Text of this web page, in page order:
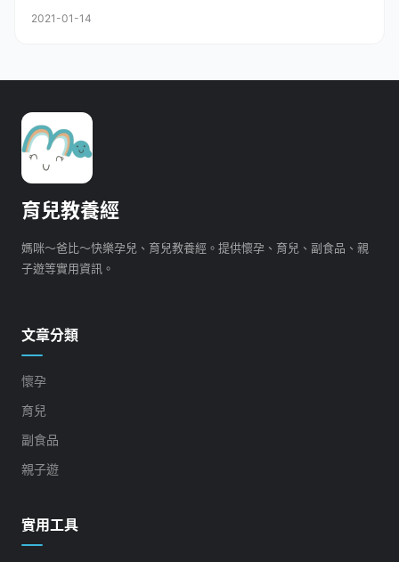
2021-01-14
育兒教養經
媽咪～爸比～快樂孕兒、育兒教養經。提供懷孕、育兒、副食品、親
子遊等實用資訊。
文章分類
懷孕
育兒
副食品
親子遊
實用工具